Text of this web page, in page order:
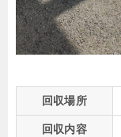
回収場所
回収内容